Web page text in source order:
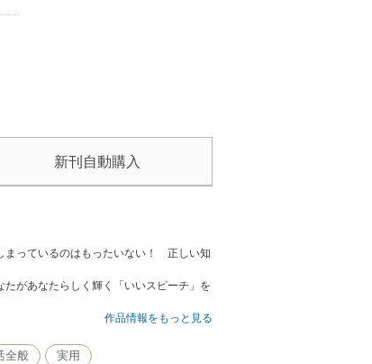
新刊自動購入
まっているのはもったいない！ 正しい知
があなたらしく輝く「いいスピーチ」を
作品情報をもっと見る
全般 実用